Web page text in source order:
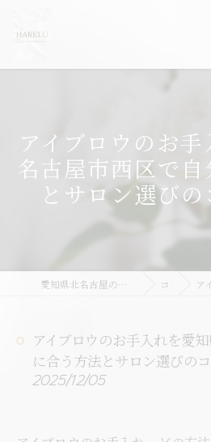
アイブロウのお
名古屋市西区で
とサロン選び
愛知県北名古屋のまつ毛パーマならHARELU北名古屋店 コラム アイブ
アイブロウのお手入れを愛
に合う方法とサロン選びの
2025/12/05